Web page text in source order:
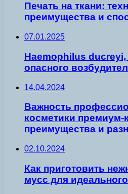
Печать на ткани:
преимущества и
07.01.2025
Haemophilus ducreyi,
опасного
14.04.2024
Важность
косметики премиум-
преимущества и
02.10.2024
Как приготовить
мусс для